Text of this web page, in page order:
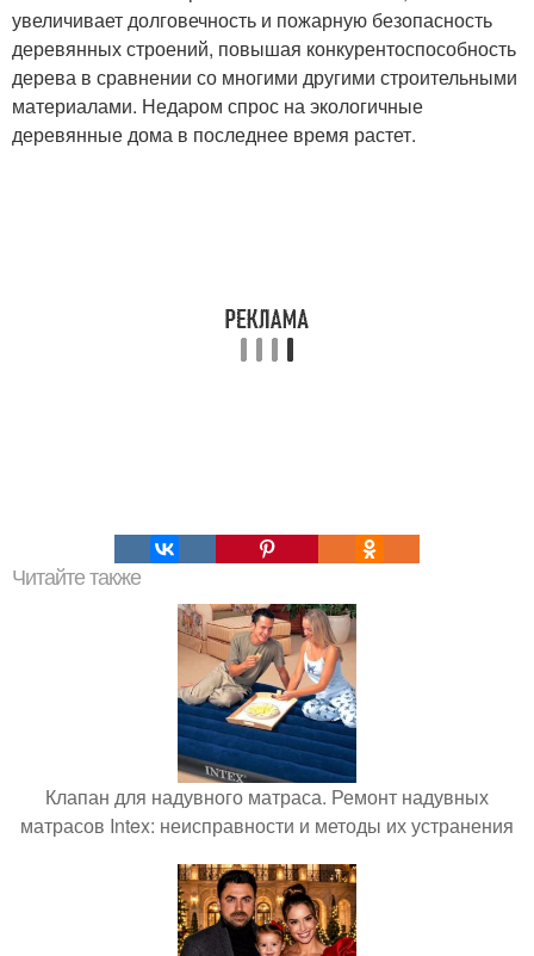
увеличивает долговечность и пожарную безопасность
деревянных строений, повышая конкурентоспособность
дерева в сравнении со многими другими строительными
материалами. Недаром спрос на экологичные
деревянные дома в последнее время растет.
Читайте также
Клапан для надувного матраса. Ремонт надувных
матрасов Intex: неисправности и методы их устранения